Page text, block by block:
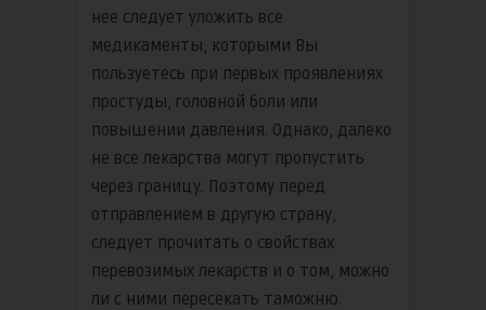
нее следует уложить все
медикаменты, которыми Вы
пользуетесь при первых проявлениях
простуды, головной боли или
повышении давления. Однако, далеко
не все лекарства могут пропустить
через границу. Поэтому перед
отправлением в другую страну,
следует прочитать о свойствах
перевозимых лекарств и о том, можно
ли с ними пересекать таможню.